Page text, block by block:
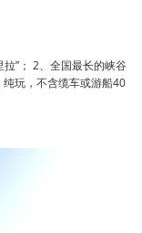
”； 2、全国最长的峡谷
玩，不含缆车或游船40